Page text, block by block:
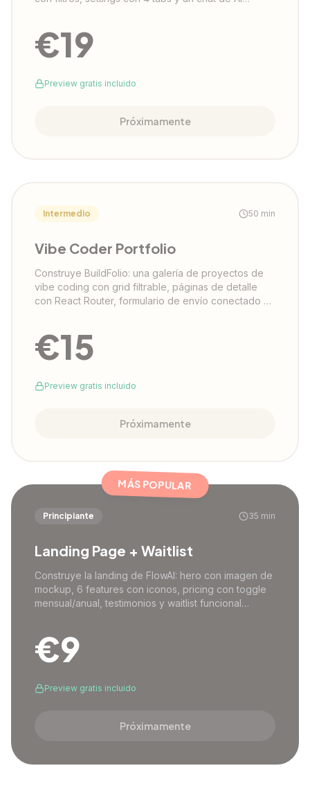
€19
Preview gratis incluido
Próximamente
Intermedio 50 min
Vibe Coder Portfolio
Construye BuildFolio: una galería de proyectos de
vibe coding con grid filtrable, páginas de detalle
con React Router, formulario de envío conectado a
€15
Preview gratis incluido
Próximamente
MÁS POPULAR
Principiante 35 min
Landing Page + Waitlist
Construye la landing de FlowAI: hero con imagen de
mockup, 6 features con iconos, pricing con toggle
mensual/anual, testimonios y waitlist funcional
€9
Preview gratis incluido
Próximamente